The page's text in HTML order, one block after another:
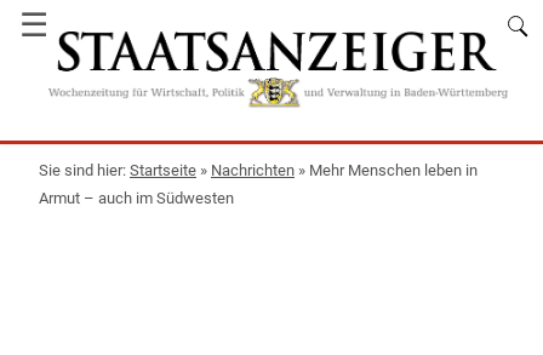
☰
Startseite » Nachrichten » Mehr Menschen leben in
Armut – auch im Südwesten